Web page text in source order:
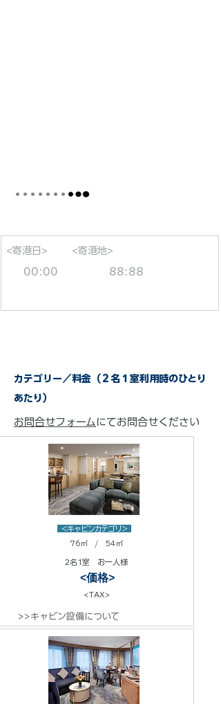
<寄港日>
00:00
<寄港地>
88:88
カテゴリー／料金（２名１室利用時のひとり
あたり）
お問合せフォームにてお問合せください
<キャビンカテゴリ>
76㎡ / 54㎡
2名1室 お一人様
<価格>
<TAX>
>>キャビン設備について